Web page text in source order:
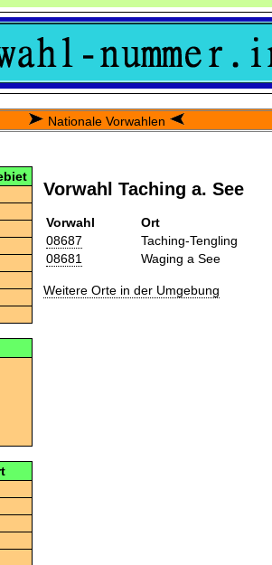
Nationale Vorwahlen
Vorwahl Taching a. See
Vorwahl
Ort
08687
Taching-Tengling
08681
Waging a See
Weitere Orte in der Umgebung